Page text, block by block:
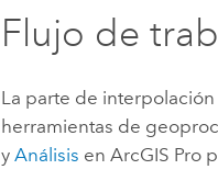
Flujo de
La parte de
herramientas de
yAnálisis enArcGIS Pro